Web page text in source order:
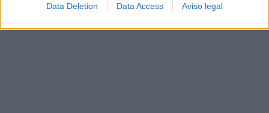
Data Deletion Data Access Aviso legal